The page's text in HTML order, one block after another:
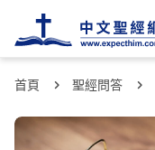
首頁 聖經問答